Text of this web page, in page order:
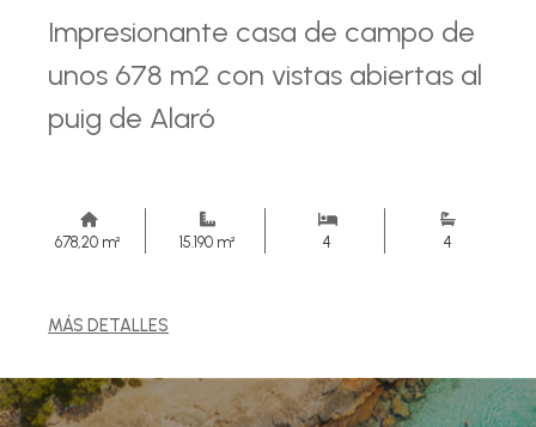
Impresionante casa de campo de
unos 678 m2 con vistas abiertas al
puig de Alaró
678,20 m² 15.190 m² 4 4
MÁS DETALLES